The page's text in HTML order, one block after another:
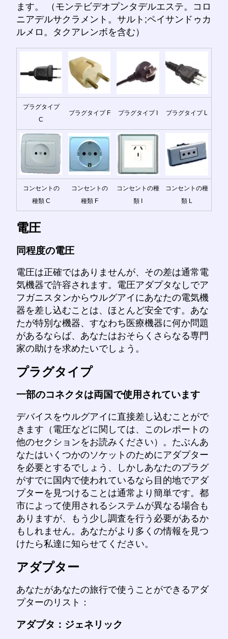
ます。 （モンテビデオプンタデルエステ。コロ
ニアデルサクラメント。サルト;ペイサンドゥカ
ルメロ。タクアレンボを含む）
プラグタイプ
C
プラグタイプ F プラグタイプ I プラグタイプ L
コンセントの
種類 C
コンセントの
種類 F
コンセントの種
類 I
コンセントの種
類 L
電圧
同程度の電圧
電圧は正確ではありませんが、その差は通常電
気機器で許容されます。電圧アダプタなしでア
フガニスタンからウルグアイにあなたの電気機
器を差し込むことは、ほとんど安全です。あな
たが特別な機器、すなわち医療機器に何か問題
があるならば、あなたはおそらくさらなる専門
家の助けを求めたいでしょう。
プラグタイプ
一部のコネクタは両国で使用されています
デバイスをウルグアイに直接差し込むことがで
きます（電圧などに関しては、このレポートの
他のセクションをお読みください）。たぶんあ
なたはいくつかのソケットのためにアダプター
を必要とするでしょう、しかしあなたのプラグ
がすでに国内で使われているなら目的地でアダ
プターを見つけることは通常より簡単です。都
市によって使用されるシステムが異なる場合も
ありますが、もう少し調査を行う必要があるか
もしれません。あなたがより多くの情報を見つ
けたら私達に知らせてください。
アダプター
あなたがあなたの旅行で使うことができるアダ
プターのリスト：
アダプタ：ジェネリック